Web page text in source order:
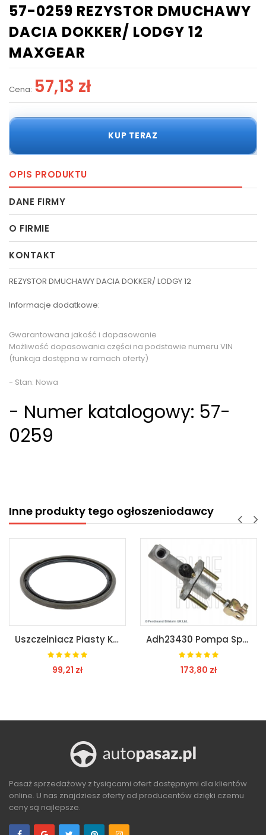
57-0259 REZYSTOR DMUCHAWY
DACIA DOKKER/ LODGY 12
MAXGEAR
Cena: 57,13 zł
KUP TERAZ
OPIS PRODUKTU
DANE FIRMY
O FIRMIE
KONTAKT
REZYSTOR DMUCHAWY DACIA DOKKER/ LODGY 12
Informacje dodatkowe:
Gwarantowana jakość i dopasowanie
Możliwość dopasowania części na podstawie numeru VIN
(funkcja dostępna w ramach oferty)
- Stan: Nowa
- Numer katalogowy: 57-
0259
Inne produkty tego ogłoszeniodawcy
Uszczelniacz Piasty Koła 01034120B Adh23430 Pompa Sprzęgła (15,87Mm), Pojazd Z Kierownicą Po Lewej Stroni
173,80 zł
Pasaż sprzedażowy z tysiącami ofert dostępnymi dla klientów
online. U nas znajdziesz oferty od producentów dzięki czemu
ceny są najlepsze.